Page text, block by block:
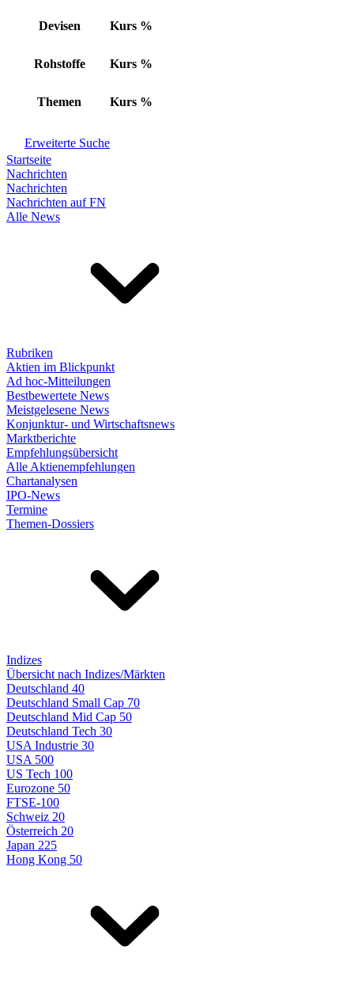
Devisen Kurs %
Rohstoffe Kurs %
Themen Kurs %
Erweiterte Suche
Startseite
Nachrichten
Nachrichten
Nachrichten auf FN
Alle News
Rubriken
Aktien im Blickpunkt
Ad hoc-Mitteilungen
Bestbewertete News
Meistgelesene News
Konjunktur- und Wirtschaftsnews
Marktberichte
Empfehlungsübersicht
Alle Aktienempfehlungen
Chartanalysen
IPO-News
Termine
Themen-Dossiers
Indizes
Übersicht nach Indizes/Märkten
Deutschland 40
Deutschland Small Cap 70
Deutschland Mid Cap 50
Deutschland Tech 30
USA Industrie 30
USA 500
US Tech 100
Eurozone 50
FTSE-100
Schweiz 20
Österreich 20
Japan 225
Hong Kong 50